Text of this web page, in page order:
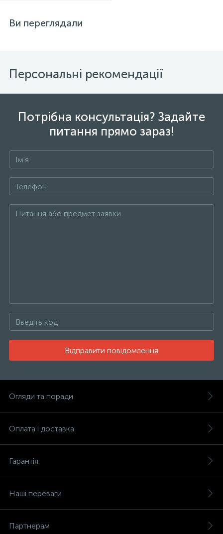
Ви переглядали
Персональні рекомендації
Потрібна консультація? Задайте
питання прямо зараз!
Відправити повідомлення
Огляди та поради
Оплата і доставка
Гарантія
Наші переваги
Партнерам